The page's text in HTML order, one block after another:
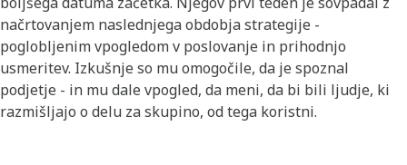
načrtovanjem naslednjega obdobja strategije -
poglobljenim vpogledom v poslovanje in prihodnjo
usmeritev. Izkušnje so mu omogočile, da je spoznal
podjetje - in mu dale vpogled, da meni, da bi bili ljudje, ki
razmišljajo o delu za skupino, od tega koristni.